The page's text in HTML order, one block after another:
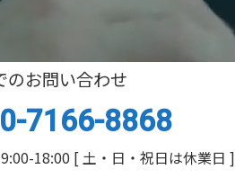
のお問い合わせ
7166-8868
18:00 [ 土・日・祝日は休業日 ]